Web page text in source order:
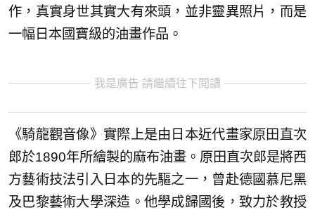
作，真實身世其實大有來頭，並非靈異照片，而是
一幅日本國寶級的油畫作品。
我是廣告 請繼續往下閱讀
《騎龍觀音像》實際上是由日本近代畫家原田直次
郎於1890年所繪製的麻布油畫。原田直次郎是將西
方藝術技法引入日本的先驅之一，曾赴德國慕尼黑
及巴黎藝術大學深造。他學成歸國後，致力於教授